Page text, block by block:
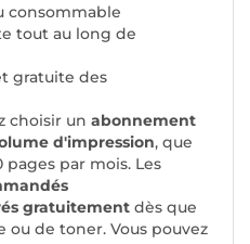
consommable
tout au long de
gratuite des
choisir un abonnement
d'impression, que
par mois. Les
gratuitement dès que
ou de toner. Vous pouvez